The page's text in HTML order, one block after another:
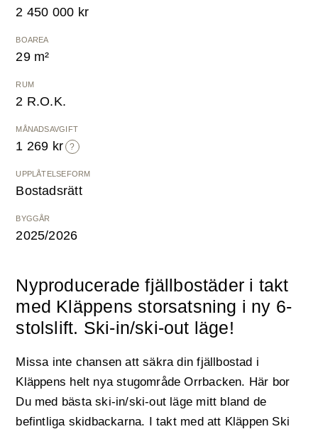
2 450 000 kr
BOAREA
29 m²
RUM
2 R.O.K.
MÅNADSAVGIFT
1 269 kr
UPPLÅTELSEFORM
Bostadsrätt
BYGGÅR
2025/2026
Nyproducerade fjällbostäder i takt
med Kläppens storsatsning i ny 6-
stolslift. Ski-in/ski-out läge!
Missa inte chansen att säkra din fjällbostad i
Kläppens helt nya stugområde Orrbacken. Här bor
Du med bästa ski-in/ski-out läge mitt bland de
befintliga skidbackarna. I takt med att Kläppen Ski